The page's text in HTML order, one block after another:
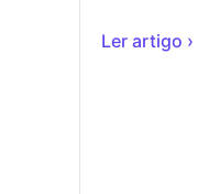
Ler artigo ›